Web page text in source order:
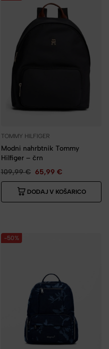
TOMMY HILFIGER
Modni nahrbtnik Tommy
Hilfiger – črn
109,99€ 65,99 €
DODAJ V KOŠARICO
-50%